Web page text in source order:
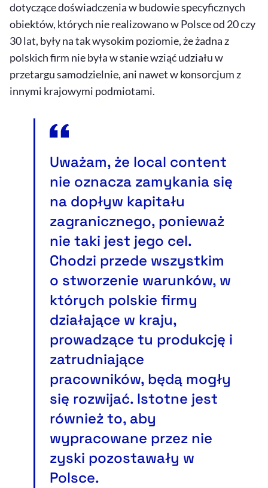
dotyczące doświadczenia w budowie specyficznych
obiektów, których nie realizowano w Polsce od 20 czy
30 lat, były na tak wysokim poziomie, że żadna z
polskich firm nie była w stanie wziąć udziału w
przetargu samodzielnie, ani nawet w konsorcjum z
innymi krajowymi podmiotami.
Uważam, że local content
nie oznacza zamykania się
na dopływ kapitału
zagranicznego, ponieważ
nie taki jest jego cel.
Chodzi przede wszystkim
o stworzenie warunków, w
których polskie firmy
działające w kraju,
prowadzące tu produkcję i
zatrudniające
pracowników, będą mogły
się rozwijać. Istotne jest
również to, aby
wypracowane przez nie
zyski pozostawały w
Polsce.